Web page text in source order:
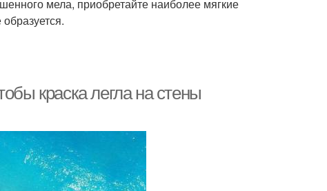
мела, приобретайте наиболее мягкие
краска легла на стены